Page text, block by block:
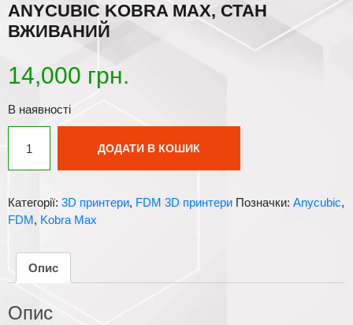
ANYCUBIC KOBRA MAX, СТАН
ВЖИВАНИЙ
14,000 грн.
В наявності
Kobra
Max,
вживаний
кількість
ДОДАТИ В КОШИК
Категорії: 3D принтери, FDM 3D принтери Позначки: Anycubic,
FDM, Kobra Max
Опис
Опис